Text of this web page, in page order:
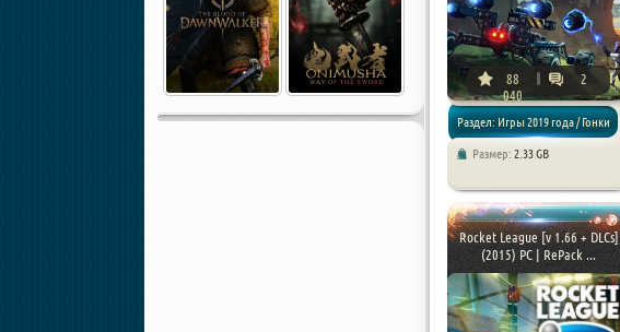
88
040
2
Раздел: Игры 2019 года / Гонки
Размер: 2.33 GB
Rocket League [v 1.66 + DLCs]
(2015) PC | RePack ...